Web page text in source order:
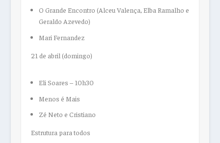
O Grande Encontro (Alceu Valença, Elba Ramalho e
Geraldo Azevedo)
Mari Fernandez
21 de abril (domingo)
Eli Soares – 10h30
Menos é Mais
Zé Neto e Cristiano
Estrutura para todos